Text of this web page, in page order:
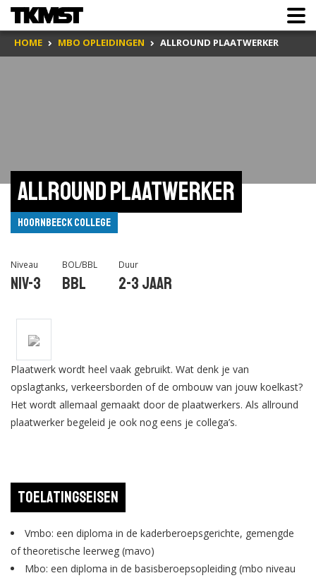
HOME MBO OPLEIDINGEN ALLROUND PLAATWERKER
Allround plaatwerker
Hoornbeeck College
Niveau
Niv-3
BOL/BBL
BBL
Duur
2-3 jaar
Plaatwerk wordt heel vaak gebruikt. Wat denk je van
opslagtanks, verkeersborden of de ombouw van jouw koelkast?
Het wordt allemaal gemaakt door de plaatwerkers. Als allround
plaatwerker begeleid je ook nog eens je collega’s.
Toelatingseisen
Vmbo: een diploma in de kaderberoepsgerichte, gemengde
of theoretische leerweg (mavo)
Mbo: een diploma in de basisberoepsopleiding (mbo niveau